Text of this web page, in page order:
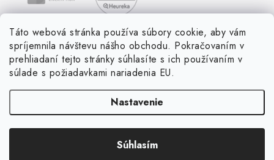
Táto webová stránka používa súbory cookie, aby vám
spríjemnila návštevu nášho obchodu. Pokračovaním v
prehliadaní tejto stránky súhlasíte s ich používaním v
súlade s požiadavkami nariadenia EU.
Nastavenie
Súhlasím
LED ME GROW. Všetky práva vyhradené.